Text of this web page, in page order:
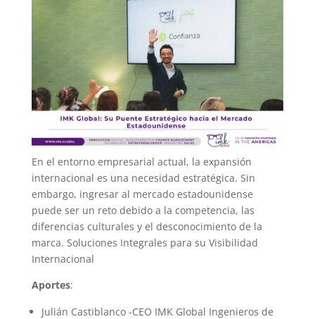
En el entorno empresarial actual, la expansión
internacional es una necesidad estratégica. Sin
embargo, ingresar al mercado estadounidense
puede ser un reto debido a la competencia, las
diferencias culturales y el desconocimiento de la
marca. Soluciones Integrales para su Visibilidad
Internacional
Aportes:
Julián Castiblanco -CEO IMK Global Ingenieros de